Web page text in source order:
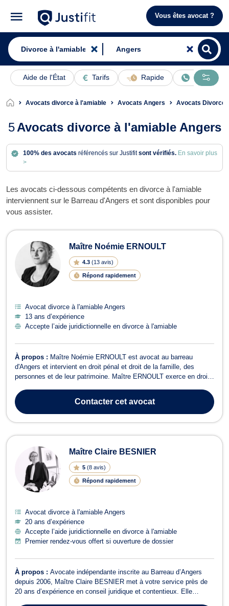
Vous êtes avocat ?
Aide de l'État Tarifs Rapide En ligne
Avocats divorce à l'amiable Avocats Angers Avocats Divorce
5 Avocats divorce à l'amiable Angers
100% des avocats référencés sur Justifitsont vérifiés. En savoir plus
>
Les avocats ci-dessous compétents en divorce à l'amiable
interviennent sur le Barreau d'Angers et sont disponibles pour
vous assister.
Avocats en divorce à l'amiable à
Maître Noémie ERNOULT
4.3 (13 avis)
Répond rapidement
Avocat divorce à l'amiable Angers
13 ans d’expérience
Accepte l’aide juridictionnelle en divorce à l'amiable
À propos : Maître Noémie ERNOULT est avocat au barreau
d'Angers et intervient en droit pénal et droit de la famille, des
personnes et de leur patrimoine. Maître ERNOULT exerce en droit
vous soyez victime, prévenu ou accusé. Maître Noémie ERNOULT
vous assiste également po...
Contactercet avocat
Maître Claire BESNIER
5 (8 avis)
Répond rapidement
Avocat divorce à l'amiable Angers
20 ans d’expérience
Accepte l’aide juridictionnelle en divorce à l'amiable
Premier rendez-vous offert si ouverture de dossier
À propos : Avocate indépendante inscrite au Barreau d’Angers
depuis 2006, Maître Claire BESNIER met à votre service près de
20 ans d’expérience en conseil juridique et contentieux. Elle